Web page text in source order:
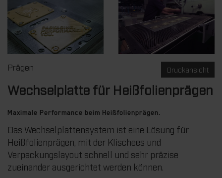
Druckansicht
Prägen
Wechselplatte für Heißfolienprägen
Maximale Performance beim Heißfolienprägen.
Das Wechselplattensystem ist eine Lösung für
Heißfolienprägen, mit der Klischees und
Verpackungslayout schnell und sehr präzise
zueinander ausgerichtet werden können.